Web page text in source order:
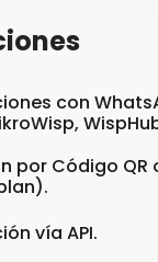
con
por Código QR
vía API.